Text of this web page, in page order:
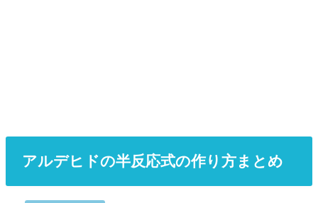
アルデヒドの半反応式の作り方まとめ